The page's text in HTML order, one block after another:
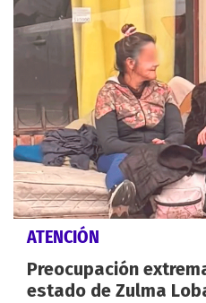
ATENCIÓN
Preocupación
estado de Zulma